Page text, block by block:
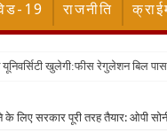
19 राजनीति
खुलेगी:फीस रेगुलेशन बिल
के लिए सरकार पूरी तरह तैयार: ओपी